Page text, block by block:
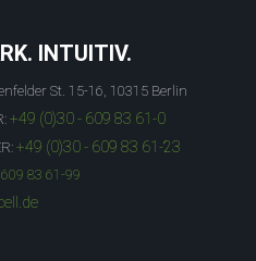
INTUITIV.
St. 15-16, 10315 Berlin
+49 (0)30 - 609 83 61-0
+49 (0)30 - 609 83 61-23
83 61-99